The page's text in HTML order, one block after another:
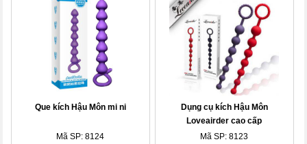
Que kích Hậu Môn mi ni
Mã SP: 8124
Dụng cụ kích Hậu Môn
Loveairder cao cấp
Mã SP: 8123